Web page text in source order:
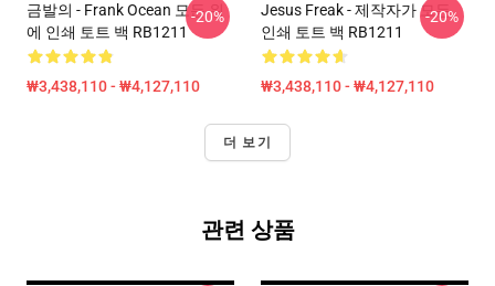
금발의 - Frank Ocean 모든 위
에 인쇄 토트 백 RB1211
₩3,438,110 - ₩4,127,110
-20%
Jesus Freak - 제작자가 모든
인쇄 토트 백 RB1211
₩3,438,110 - ₩4,127,110
-20%
더 보기
관련 상품